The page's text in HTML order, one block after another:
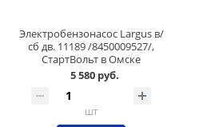
Электробензонасос Largus в/
сб дв. 11189 /8450009527/,
СтартВольт в Омске
5 580 руб.
шт